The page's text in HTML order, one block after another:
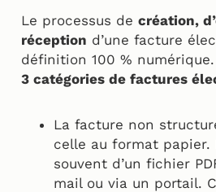
Le processus de création,
réception d’une facture
définition 100 %
3 catégories de factures
La facture non
celle au format papier.
souvent d’un fichier
mail ou via un portail.